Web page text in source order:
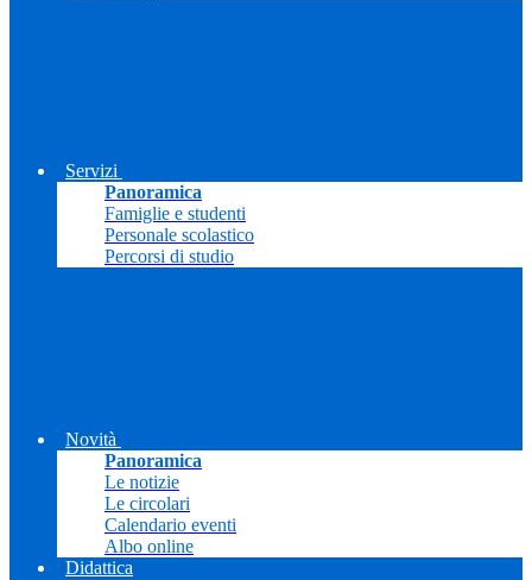
Servizi
Panoramica
Famiglie e studenti
Personale scolastico
Percorsi di studio
Novità
Panoramica
Le notizie
Le circolari
Calendario eventi
Albo online
Didattica